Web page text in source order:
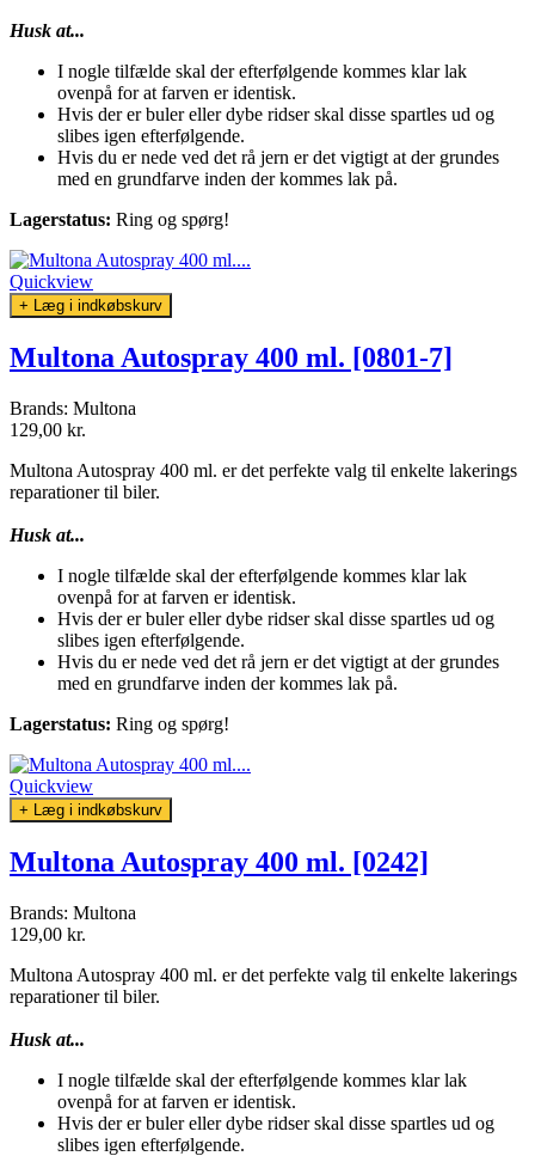
Husk at...
I nogle tilfælde skal der efterfølgende kommes klar lak
ovenpå for at farven er identisk.
Hvis der er buler eller dybe ridser skal disse spartles ud og
slibes igen efterfølgende.
Hvis du er nede ved det rå jern er det vigtigt at der grundes
med en grundfarve inden der kommes lak på.
Lagerstatus: Ring og spørg!
Quickview
+ Læg i indkøbskurv
Multona Autospray 400 ml. [0801-7]
Brands: Multona
129,00 kr.
Multona Autospray 400 ml. er det perfekte valg til enkelte lakerings
reparationer til biler.
Husk at...
I nogle tilfælde skal der efterfølgende kommes klar lak
ovenpå for at farven er identisk.
Hvis der er buler eller dybe ridser skal disse spartles ud og
slibes igen efterfølgende.
Hvis du er nede ved det rå jern er det vigtigt at der grundes
med en grundfarve inden der kommes lak på.
Lagerstatus: Ring og spørg!
Quickview
+ Læg i indkøbskurv
Multona Autospray 400 ml. [0242]
Brands: Multona
129,00 kr.
Multona Autospray 400 ml. er det perfekte valg til enkelte lakerings
reparationer til biler.
Husk at...
I nogle tilfælde skal der efterfølgende kommes klar lak
ovenpå for at farven er identisk.
Hvis der er buler eller dybe ridser skal disse spartles ud og
slibes igen efterfølgende.